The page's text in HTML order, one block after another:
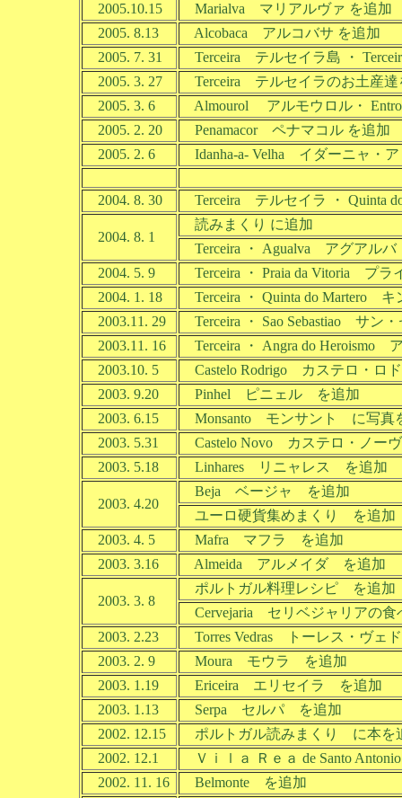
2005.10.15
Marialva マリアルヴァ を追加
2005. 8.13
Alcobaca アルコバサ を追加
2005. 7. 31
Terceira テルセイラ島 ・
2005. 3. 27
Terceira テルセイラのお土産達
2005. 3. 6
Almourol アルモウロル・
2005. 2. 20
Penamacor ペナマコル を追加
2005. 2. 6
Idanha-a- Velha イダーニャ・
2004. 8. 30 Terceira テルセイラ ・ Quinta
2004. 8. 1
読みまくり に追加
Terceira ・ Agualva アグアル
2004. 5. 9
Terceira ・ Praia da Vitoria プラ
2004. 1. 18
Terceira ・ Quinta do Martero
2003.11. 29
Terceira ・ Sao Sebastiao サン
2003.11. 16
Terceira ・ Angra do Heroismo
2003.10. 5
Castelo Rodrigo カステロ・ロ
2003. 9.20
Pinhel ピニェル を追加
2003. 6.15
Monsanto モンサント に写真
2003. 5.31
Castelo Novo カステロ・ノー
2003. 5.18
Linhares リニャレス を追加
2003. 4.20
Beja ベージャ を追加
ユーロ硬貨集めまくり を追加
2003. 4. 5
Mafra マフラ を追加
2003. 3.16
Almeida アルメイダ を追加
2003. 3. 8
ポルトガル料理レシピ を追加
Cervejaria セリベジャリアの
2003. 2.23
Torres Vedras トーレス・ヴェ
2003. 2. 9
Moura モウラ を追加
2003. 1.19
Ericeira エリセイラ を追加
2003. 1.13
Serpa セルパ を追加
2002. 12.15
ポルトガル読みまくり に本を
2002. 12.1
Ｖｉｌａ Ｒｅａ de Santo
2002. 11. 16
Belmonte を追加